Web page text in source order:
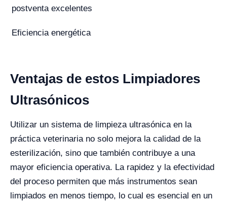
postventa excelentes
Eficiencia energética
Ventajas de estos Limpiadores
Ultrasónicos
Utilizar un sistema de limpieza ultrasónica en la
práctica veterinaria no solo mejora la calidad de la
esterilización, sino que también contribuye a una
mayor eficiencia operativa. La rapidez y la efectividad
del proceso permiten que más instrumentos sean
limpiados en menos tiempo, lo cual es esencial en un